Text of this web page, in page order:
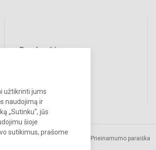
užtikrinti jums
naudojimą ir
„Sutinku“, jūs
šioje
sutikimus, prašome
Bendraukime
saugomos.
griežtai
Prieinamumo paraiška